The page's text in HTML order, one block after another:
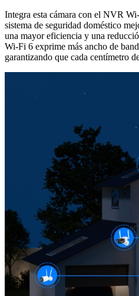
Integra esta cámara con el NVR
sistema de seguridad doméstico
una mayor eficiencia y una
Wi-Fi 6 exprime más ancho de
garantizando que cada centímetro